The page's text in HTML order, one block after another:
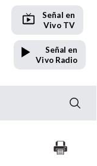
Señal en
Vivo TV
Señal en
Vivo Radio